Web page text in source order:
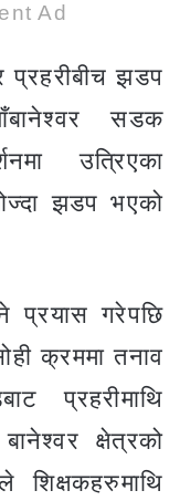
Ad
झडप
सडक
उत्रिएका
झडप भएको
प्रयास गरेपछि
क्रममा तनाव
प्रहरीमाथि
क्षेत्रको
शिक्षकहरुमाथि